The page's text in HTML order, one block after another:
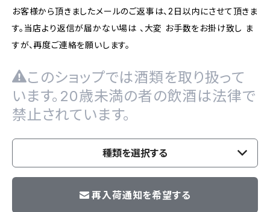
お客様から頂きましたメールのご返事は、2日以内にさせて頂きま
す。当店より返信が届かない場は 、大変 お手数をお掛け致し ま
すが、再度ご連絡を願いします。
このショップでは酒類を取り扱って
います。20歳未満の者の飲酒は法律で
禁止されています。
種類を選択する
再入荷通知を希望する